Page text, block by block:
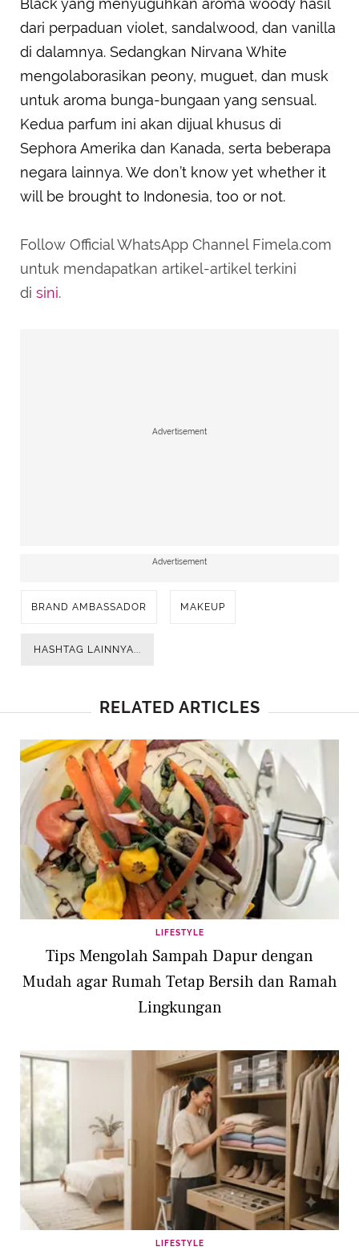
Black yang menyuguhkan aroma woody hasil
dari perpaduan violet, sandalwood, dan vanilla
di dalamnya. Sedangkan Nirvana White
mengolaborasikan peony, muguet, dan musk
untuk aroma bunga-bungaan yang sensual.
Kedua parfum ini akan dijual khusus di
Sephora Amerika dan Kanada, serta beberapa
negara lainnya. We don’t know yet whether it
will be brought to Indonesia, too or not.
Follow Official WhatsApp Channel Fimela.com
untuk mendapatkan artikel-artikel terkini
di sini.
Advertisement
Advertisement
BRAND AMBASSADOR MAKEUP
HASHTAG LAINNYA...
RELATED ARTICLES
LIFESTYLE
Tips Mengolah Sampah Dapur dengan
Mudah agar Rumah Tetap Bersih dan Ramah
Lingkungan
LIFESTYLE